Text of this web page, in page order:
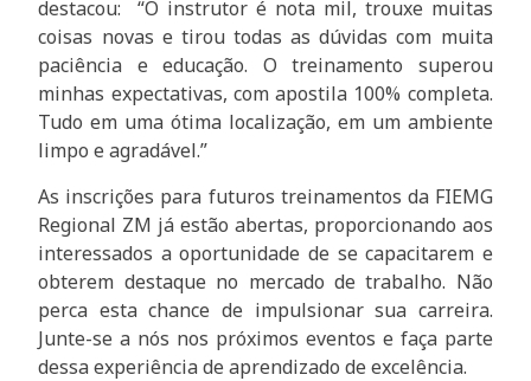
destacou: “O instrutor é nota mil, trouxe muitas
coisas novas e tirou todas as dúvidas com muita
paciência e educação. O treinamento superou
minhas expectativas, com apostila 100% completa.
Tudo em uma ótima localização, em um ambiente
limpo e agradável.”
As inscrições para futuros treinamentos da FIEMG
Regional ZM já estão abertas, proporcionando aos
interessados a oportunidade de se capacitarem e
obterem destaque no mercado de trabalho. Não
perca esta chance de impulsionar sua carreira.
Junte-se a nós nos próximos eventos e faça parte
dessa experiência de aprendizado de excelência.